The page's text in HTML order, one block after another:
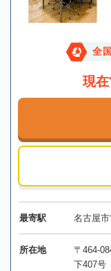
全
現
最寄駅 名古屋
所在地
〒464-
下407号